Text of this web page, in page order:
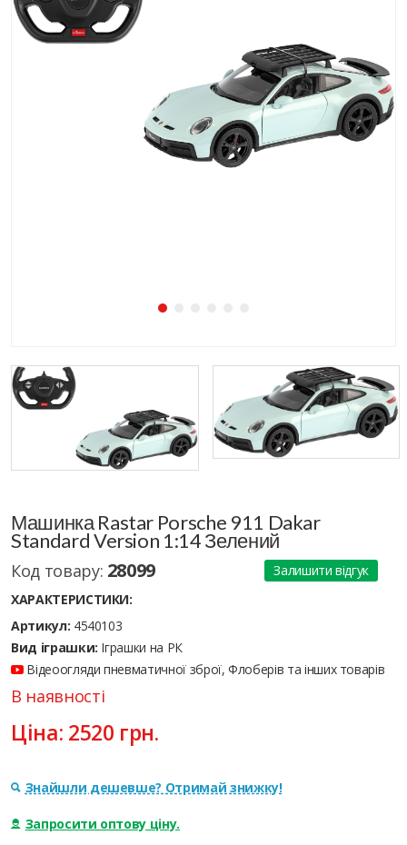
Машинка Rastar Porsche 911 Dakar
Standard Version 1:14 Зелений
Код товару: 28099
Залишити відгук
ХАРАКТЕРИСТИКИ:
Артикул: 4540103
Вид іграшки: Іграшки на РК
Відеоогляди пневматичної зброї, Флоберів та інших товарів
В наявності
Ціна: 2520 грн.
Знайшли дешевше? Отримай знижку!
Запросити оптову ціну.